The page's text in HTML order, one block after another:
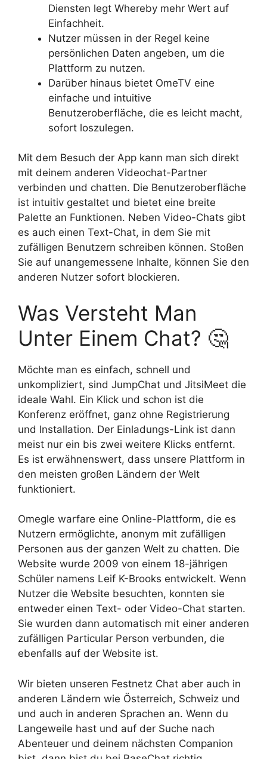
Diensten legt Whereby mehr Wert auf
Einfachheit.
Nutzer müssen in der Regel keine
persönlichen Daten angeben, um die
Plattform zu nutzen.
Darüber hinaus bietet OmeTV eine
einfache und intuitive
Benutzeroberfläche, die es leicht macht,
sofort loszulegen.
Mit dem Besuch der App kann man sich direkt
mit deinem anderen Videochat-Partner
verbinden und chatten. Die Benutzeroberfläche
ist intuitiv gestaltet und bietet eine breite
Palette an Funktionen. Neben Video-Chats gibt
es auch einen Text-Chat, in dem Sie mit
zufälligen Benutzern schreiben können. Stoßen
Sie auf unangemessene Inhalte, können Sie den
anderen Nutzer sofort blockieren.
Was Versteht Man
Unter Einem Chat? 🤔
Möchte man es einfach, schnell und
unkompliziert, sind JumpChat und JitsiMeet die
ideale Wahl. Ein Klick und schon ist die
Konferenz eröffnet, ganz ohne Registrierung
und Installation. Der Einladungs-Link ist dann
meist nur ein bis zwei weitere Klicks entfernt.
Es ist erwähnenswert, dass unsere Plattform in
den meisten großen Ländern der Welt
funktioniert.
Omegle warfare eine Online-Plattform, die es
Nutzern ermöglichte, anonym mit zufälligen
Personen aus der ganzen Welt zu chatten. Die
Website wurde 2009 von einem 18-jährigen
Schüler namens Leif K-Brooks entwickelt. Wenn
Nutzer die Website besuchten, konnten sie
entweder einen Text- oder Video-Chat starten.
Sie wurden dann automatisch mit einer anderen
zufälligen Particular Person verbunden, die
ebenfalls auf der Website ist.
Wir bieten unseren Festnetz Chat aber auch in
anderen Ländern wie Österreich, Schweiz und
und auch in anderen Sprachen an. Wenn du
Langeweile hast und auf der Suche nach
Abenteuer und deinem nächsten Companion